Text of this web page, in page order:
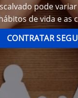
pode
de vida e
CONTRATAR